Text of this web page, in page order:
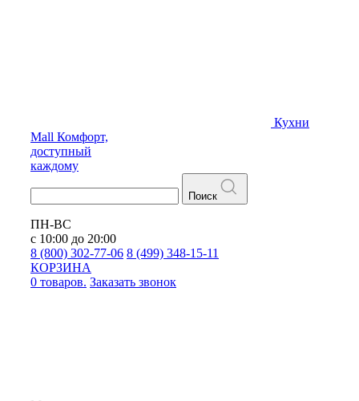
Кухни
Mall Комфорт,
доступный
каждому
Поиск
ПН-ВС
с 10:00 до 20:00
8 (800) 302-77-06 8 (499) 348-15-11
КОРЗИНА
0 товаров. Заказать звонок